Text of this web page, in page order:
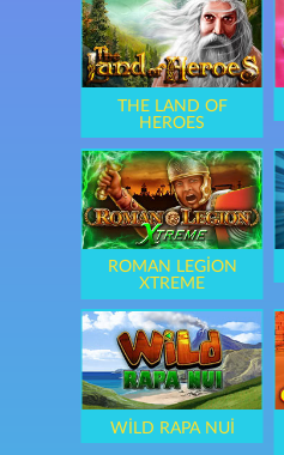
THE LAND OF
HEROES
ROMAN LEGION
XTREME
WILD RAPA NUI